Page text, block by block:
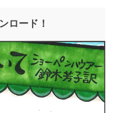
ロード！